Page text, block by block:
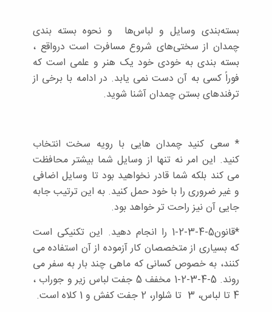
بسته‌بندی وسایل و لباس‌ها و نحوه بسته بندی
چمدان از سختی‌های شروع مسافرت است درواقع ،
بسته بندی به خودی خود یک هنر و علمی است که
فوراً کسی به آن دست نمی یابد. در ادامه با برخی از
ترفندهای بستن چمدان آشنا شوید.
* سعی کنید چمدان هایی با رویه سخت انتخاب
کنید. این امر نه تنها از وسایل شما بیشتر محافظت
می کند بلکه شما قادر نخواهید بود تا وسایل اضافی
و غیر ضروری را با خود حمل کنید. به این ترتیب جابه
جایی آن نیز راحت تر خواهد بود.
*قانون5-4-3-2-1 را انجام دهید. این تکنیکی است
که بسیاری از متخصصان کار آزموده از آن استفاده می
کنند، به خصوص کسانی که ماهی چند بار به سفر می
روند. 5-4-3-2-1 مخفف 5 جفت لباس زیر و جوراب ،